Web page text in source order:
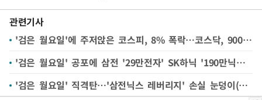
관련기사
'검은 월요일'에 주저앉은 코스피, 8% 폭락…코스닥, 900선 턱걸이(종합)
'검은 월요일' 공포에 삼전 '29만전자' SK하닉 '190만닉스' 후퇴[핫스탁](종합)
'검은 월요일' 직격탄…'삼전닉스 레버리지' 손실 눈덩이(종합)